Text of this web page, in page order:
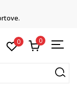
0 0